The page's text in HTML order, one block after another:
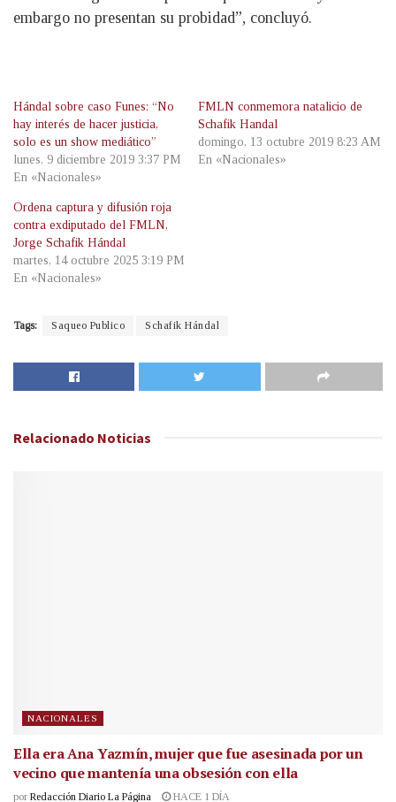
embargo no presentan su probidad”, concluyó.
Hándal sobre caso Funes: “No
hay interés de hacer justicia,
solo es un show mediático”
lunes, 9 diciembre 2019 3:37 PM
En «Nacionales»
FMLN conmemora natalicio de
Schafik Handal
domingo, 13 octubre 2019 8:23 AM
En «Nacionales»
Ordena captura y difusión roja
contra exdiputado del FMLN,
Jorge Schafik Hándal
martes, 14 octubre 2025 3:19 PM
En «Nacionales»
Tags: Saqueo Publico Schafik Hándal
Relacionado Noticias
NACIONALES
Ella era Ana Yazmín, mujer que fue asesinada por un
vecino que mantenía una obsesión con ella
por Redacción Diario La Página HACE 1 DÍA